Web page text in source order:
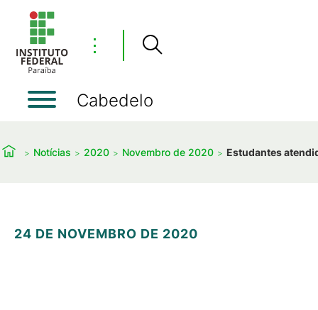
⋮
Cabedelo
Notícias 2020 Novembro de 2020 Estudantes
24 DE NOVEMBRO DE 2020